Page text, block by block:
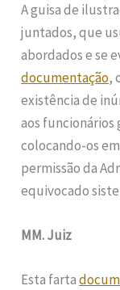
A guisa de
juntados, que
abordados e se
documentação,
existência de
aos funcionários
colocando-os
permissão da
equivocado
MM. Juiz
Esta farta